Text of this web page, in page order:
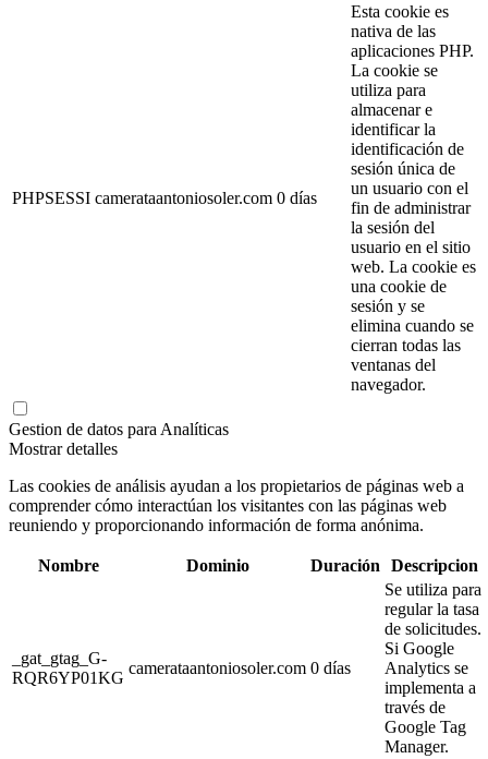
PHPSESSI camerataantoniosoler.com 0 días
Esta cookie es
nativa de las
aplicaciones PHP.
La cookie se
utiliza para
almacenar e
identificar la
identificación de
sesión única de
un usuario con el
fin de administrar
la sesión del
usuario en el sitio
web. La cookie es
una cookie de
sesión y se
elimina cuando se
cierran todas las
ventanas del
navegador.
Gestion de datos para Analíticas
Mostrar detalles
Las cookies de análisis ayudan a los propietarios de páginas web a
comprender cómo interactúan los visitantes con las páginas web
reuniendo y proporcionando información de forma anónima.
Nombre Dominio Duración Descripcion
_gat_gtag_G-
RQR6YP01KG
camerataantoniosoler.com 0 días
Se utiliza para
regular la tasa
de solicitudes.
Si Google
Analytics se
implementa a
través de
Google Tag
Manager.